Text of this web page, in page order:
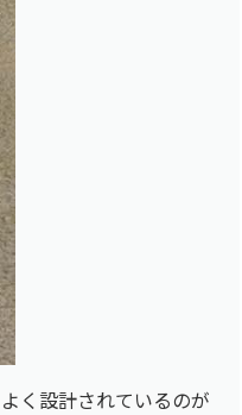
く設計されているのが